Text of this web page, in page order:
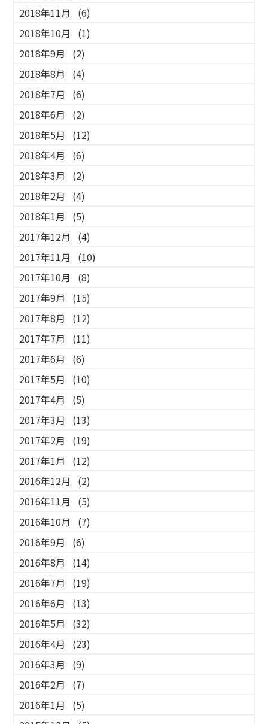
2018年11月
(6)
2018年10月
(1)
2018年9月
(2)
2018年8月
(4)
2018年7月
(6)
2018年6月
(2)
2018年5月
(12)
2018年4月
(6)
2018年3月
(2)
2018年2月
(4)
2018年1月
(5)
2017年12月
(4)
2017年11月
(10)
2017年10月
(8)
2017年9月
(15)
2017年8月
(12)
2017年7月
(11)
2017年6月
(6)
2017年5月
(10)
2017年4月
(5)
2017年3月
(13)
2017年2月
(19)
2017年1月
(12)
2016年12月
(2)
2016年11月
(5)
2016年10月
(7)
2016年9月
(6)
2016年8月
(14)
2016年7月
(19)
2016年6月
(13)
2016年5月
(32)
2016年4月
(23)
2016年3月
(9)
2016年2月
(7)
2016年1月
(5)